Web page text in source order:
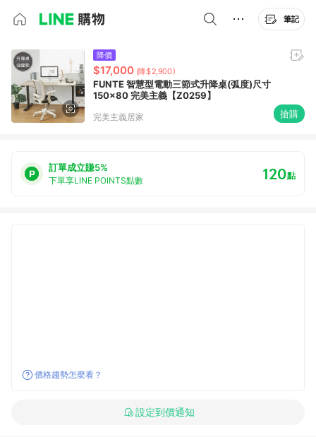
筆記
降價
$17,000 (降$2,900)
FUNTE 智慧型電動三節式升降桌(弧度)尺寸
150x80 完美主義【Z0259】
完美主義居家 搶購
訂單成立賺5%
下單享LINE POINTS點數 120點
價格趨勢怎麼看？
設定到價通知